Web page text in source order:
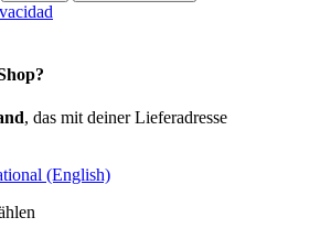
, das mit deiner Lieferadresse
(English)